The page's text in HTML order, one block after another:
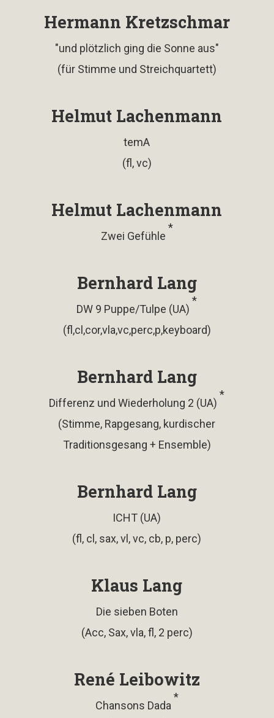
Hermann Kretzschmar
"und plötzlich ging die Sonne aus"
(für Stimme und Streichquartett)
Helmut Lachenmann
temA
(fl, vc)
Helmut Lachenmann
Zwei Gefühle
*
Bernhard Lang
DW 9 Puppe/Tulpe (UA)
*
(fl,cl,cor,vla,vc,perc,p,keyboard)
Bernhard Lang
Differenz und Wiederholung 2 (UA)
*
(Stimme, Rapgesang, kurdischer
Traditionsgesang + Ensemble)
Bernhard Lang
ICHT (UA)
(fl, cl, sax, vl, vc, cb, p, perc)
Klaus Lang
Die sieben Boten
(Acc, Sax, vla, fl, 2 perc)
René Leibowitz
Chansons Dada
*